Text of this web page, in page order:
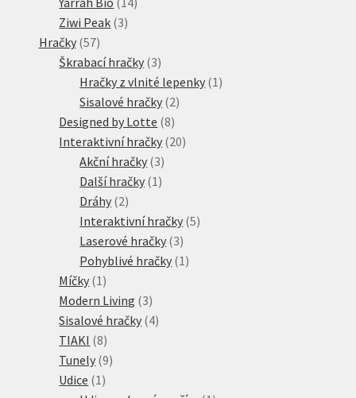
Ziwi Peak 33
Hračky 5757
produktů
Škrabací hračky 33
produkty
Hračky z vlnité lepenky 11
Sisalové hračky 22
Designed by Lotte 88
produktů
Interaktivní hračky 2020
Akční hračky 33
produkty
Další hračky 11
Dráhy 22
produkty
Interaktivní hračky 55
Laserové hračky 33
produkty
Pohyblivé hračky 11
Míčky 11
produkt
Modern Living 33
produkty
Sisalové hračky 44
TIAKI 88
produktů
Tunely 99
Udice 11